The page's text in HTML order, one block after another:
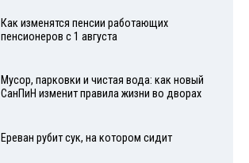
Как изменятся пенсии работающих
пенсионеров с 1 августа
Мусор, парковки и чистая вода: как новый
СанПиН изменит правила жизни во дворах
Ереван рубит сук, на котором сидит